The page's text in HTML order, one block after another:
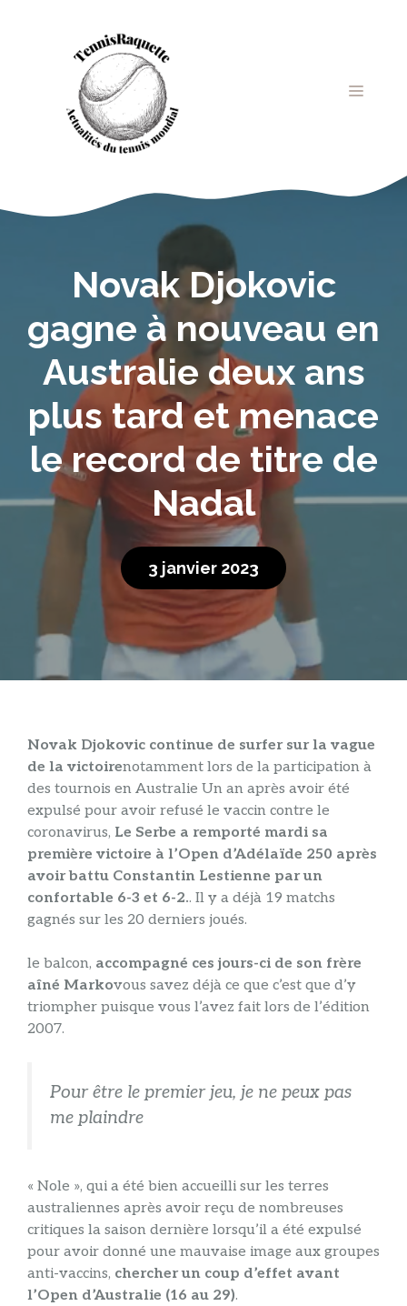
MENU
Novak Djokovic
gagne à nouveau en
Australie deux ans
plus tard et menace
le record de titre de
Nadal
3 janvier 2023
Novak Djokovic continue de surfer sur la vague
de la victoirenotamment lors de la participation à
des tournois en Australie Un an après avoir été
expulsé pour avoir refusé le vaccin contre le
coronavirus, Le Serbe a remporté mardi sa
première victoire à l’Open d’Adélaïde 250 après
avoir battu Constantin Lestienne par un
confortable 6-3 et 6-2.. Il y a déjà 19 matchs
gagnés sur les 20 derniers joués.
le balcon, accompagné ces jours-ci de son frère
aîné Markovous savez déjà ce que c’est que d’y
triompher puisque vous l’avez fait lors de l’édition
2007.
Pour être le premier jeu, je ne peux pas
me plaindre
« Nole », qui a été bien accueilli sur les terres
australiennes après avoir reçu de nombreuses
critiques la saison dernière lorsqu’il a été expulsé
pour avoir donné une mauvaise image aux groupes
anti-vaccins, chercher un coup d’effet avant
l’Open d’Australie (16 au 29).